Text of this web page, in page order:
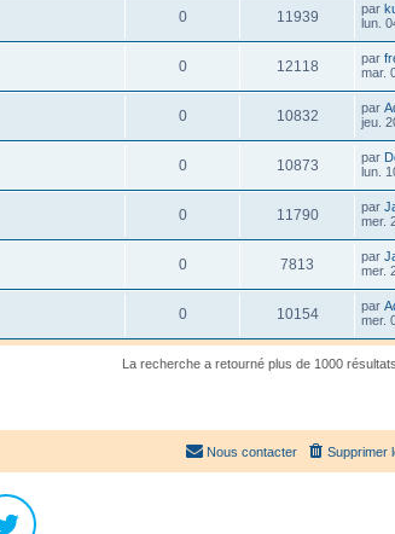
0 11939 par
lun.
0 12118 par
mar.
0 10832 par
jeu.
0 10873 par
lun.
0 11790 par
mer.
0 7813 par
mer.
0 10154 par
mer.
La recherche a retourné plus de 1000 résultats
Supprimer
Nous contacter